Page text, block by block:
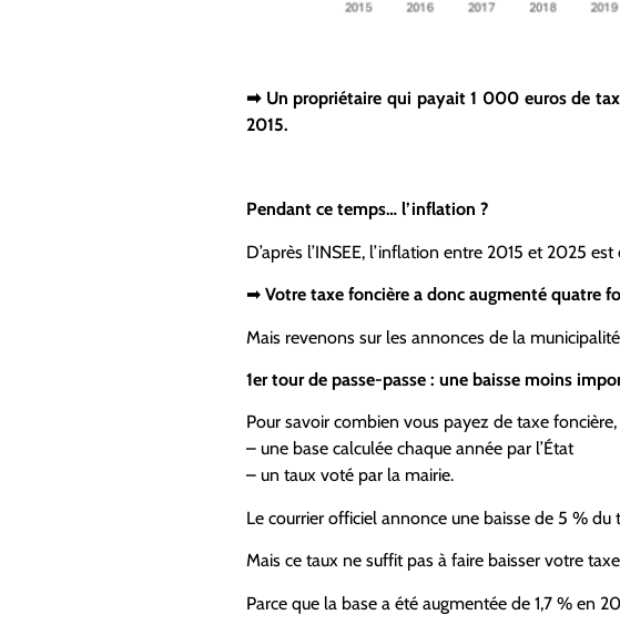
➡Un propriétaire qui payait 1 000 euros de
2015.
Pendant ce temps… l’inflation ?
D’après l’INSEE, l’inflation entre 2015 et 2025 est
➡ Votre taxe foncière a donc augmenté quatre
Mais revenons sur les annonces de la
1er tour de passe-passe : une baisse moins
Pour savoir combien vous payez de taxe
– une base calculée chaque année par l’État
– un taux voté par la mairie.
Le courrier officiel annonce une baisse de 5 % du
Mais ce taux ne suffit pas à faire baisser votre
Parce que la base a été augmentée de 1,7 % en